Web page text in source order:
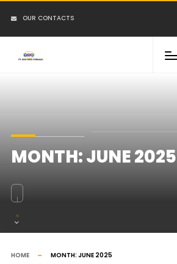
OUR CONTACTS
MONTH:JUNE 2025
HOME MONTH: JUNE 2025